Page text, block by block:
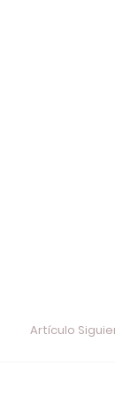
Artículo